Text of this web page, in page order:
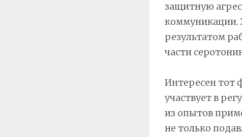
защитную
коммуникации.
результатом
части
Интересен тот
участвует в
из опытов
не только